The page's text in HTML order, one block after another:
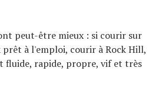
peut-être mieux : si courir sur
à l'emploi, courir à Rock Hill,
fluide, rapide, propre, vif et très